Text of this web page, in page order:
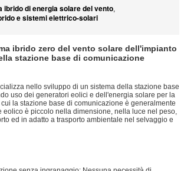
ibrido di energia solare del vento,
e sistemi elettrico-solari
ibrido zero del vento solare dell'impianto
stazione base di comunicazione
nello sviluppo di un sistema della stazione base
uso dei generatori eolici e dell'energia solare per la
la stazione base di comunicazione è generalmente
eolico è piccolo nella dimensione, nella luce nel peso,
ed in adatto a trasporto ambientale nel selvaggio e